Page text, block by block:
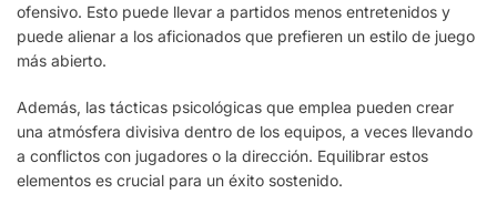
ofensivo. Esto puede llevar a partidos menos entretenidos y
puede alienar a los aficionados que prefieren un estilo de juego
más abierto.
Además, las tácticas psicológicas que emplea pueden crear
una atmósfera divisiva dentro de los equipos, a veces llevando
a conflictos con jugadores o la dirección. Equilibrar estos
elementos es crucial para un éxito sostenido.